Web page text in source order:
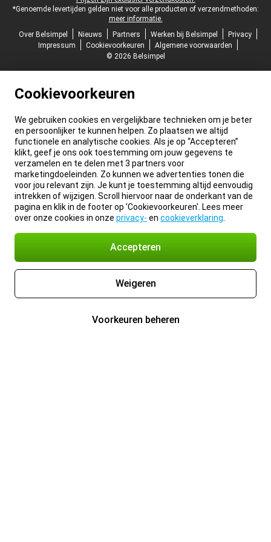
*Genoemde levertijden gelden niet voor alle producten of verzendmethoden:
meer informatie.
Over Belsimpel
Nieuws Partners Werken bij Belsimpel
Privacy
Impressum
Cookievoorkeuren
Algemene voorwaarden
© 2026 Belsimpel
Cookievoorkeuren
We gebruiken cookies en vergelijkbare technieken om je beter
en persoonlijker te kunnen helpen. Zo plaatsen we altijd
functionele en analytische cookies. Als je op “Accepteren”
klikt, geef je ons ook toestemming om jouw gegevens te
verzamelen en te delen met 3 partners voor
marketingdoeleinden. Zo kunnen we advertenties tonen die
voor jou relevant zijn. Je kunt je toestemming altijd eenvoudig
intrekken of wijzigen. Scroll hiervoor naar de onderkant van de
pagina en klik in de footer op 'Cookievoorkeuren'. Lees meer
over onze cookies in onze privacy- en cookieverklaring
Accepteren
Weigeren
Voorkeuren beheren